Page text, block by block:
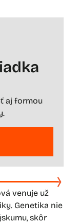
aj formou
venuje už
Genetika nie
skôr